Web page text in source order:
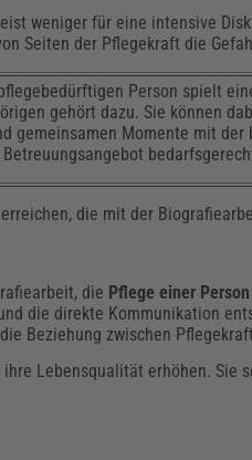
weniger für eine intensive
Seiten der Pflegekraft die
Person spielt
gehört dazu. Sie können
gemeinsamen Momente mit
die mit der
die Pflege einer
die direkte Kommunikation
Beziehung zwischen
Lebensqualität erhöhen.